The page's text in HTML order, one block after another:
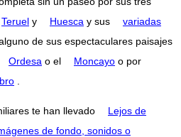
Teruel y Huesca y sus
variadas
de sus espectaculares paisajes
Ordesa o el Moncayo o por
te han llevado
Lejos de
de fondo, sonidos o